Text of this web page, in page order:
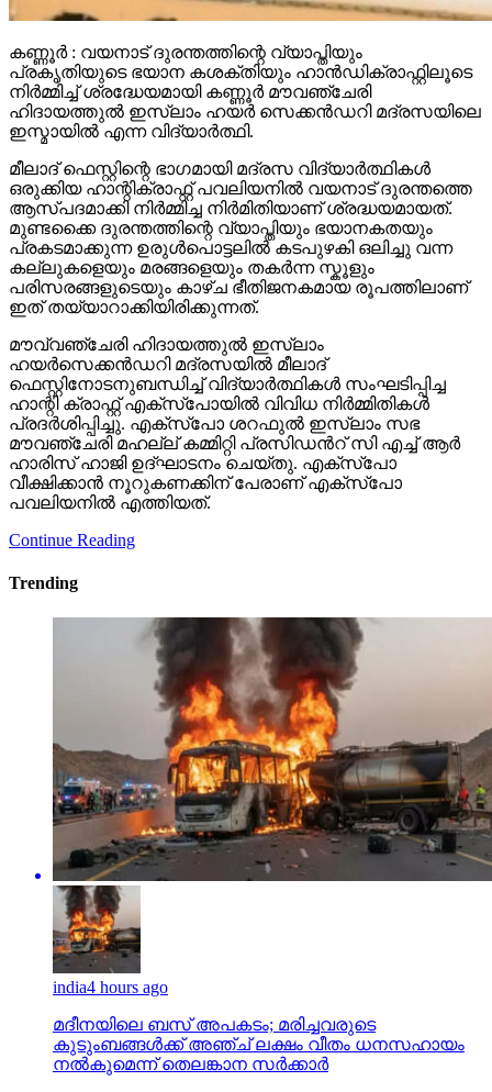
കണ്ണൂർ : വയനാട് ദുരന്തത്തിന്റെ വ്യാപ്തിയും
പ്രകൃതിയുടെ ഭയാന കശക്തിയും ഹാൻഡിക്രാഫ്റ്റിലൂടെ
നിർമ്മിച്ച് ശ്രദ്ധേയമായി കണ്ണൂർ മൗവഞ്ചേരി
ഹിദായത്തുൽ ഇസ്ലാം ഹയർ സെക്കൻഡറി മദ്രസയിലെ
ഇസ്മായിൽ എന്ന വിദ്യാർത്ഥി.
മീലാദ് ഫെസ്റ്റിന്റെ ഭാഗമായി മദ്രസ വിദ്യാർത്ഥികൾ
ഒരുക്കിയ ഹാന്റിക്രാഫ്റ്റ് പവലിയനിൽ വയനാട് ദുരന്തത്തെ
ആസ്പദമാക്കി നിർമ്മിച്ച നിർമിതിയാണ് ശ്രദ്ധയമായത്.
മുണ്ടക്കൈ ദുരന്തത്തിന്റെ വ്യാപ്തിയും ഭയാനകതയും
പ്രകടമാക്കുന്ന ഉരുൾപൊട്ടലിൽ കടപുഴകി ഒലിച്ചു വന്ന
കല്ലുകളെയും മരങ്ങളെയും തകർന്ന സ്കൂളും
പരിസരങ്ങളുടെയും കാഴ്ച ഭീതിജനകമായ രൂപത്തിലാണ്
ഇത് തയ്യാറാക്കിയിരിക്കുന്നത്.
മൗവ്വഞ്ചേരി ഹിദായത്തുൽ ഇസ്ലാം
ഹയർസെക്കൻഡറി മദ്രസയിൽ മീലാദ്
ഫെസ്റ്റിനോടനുബന്ധിച്ച് വിദ്യാർത്ഥികൾ സംഘടിപ്പിച്ച
ഹാന്റി ക്രാഫ്റ്റ് എക്സ്പോയിൽ വിവിധ നിർമ്മിതികൾ
പ്രദർശിപ്പിച്ചു. എക്സ്പോ ശറഫുൽ ഇസ്ലാം സഭ
മൗവഞ്ചേരി മഹല്ല് കമ്മിറ്റി പ്രസിഡൻറ് സി എച്ച് ആർ
ഹാരിസ് ഹാജി ഉദ്ഘാടനം ചെയ്തു. എക്സ്പോ
വീക്ഷിക്കാൻ നൂറുകണക്കിന് പേരാണ് എക്സ്പോ
പവലിയനിൽ എത്തിയത്.
Continue Reading
Trending
india4 hours ago
മദീനയിലെ ബസ് അപകടം; മരിച്ചവരുടെ
കുടുംബങ്ങള്‍ക്ക് അഞ്ച് ലക്ഷം വീതം ധനസഹായം
നല്‍കുമെന്ന് തെലങ്കാന സര്‍ക്കാര്‍